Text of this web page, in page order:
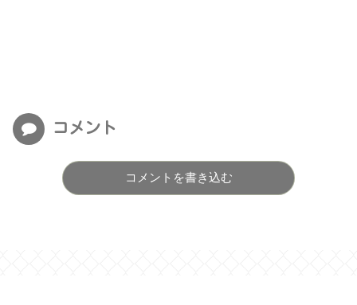
コメント
コメントを書き込む